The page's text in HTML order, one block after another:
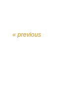
« previous